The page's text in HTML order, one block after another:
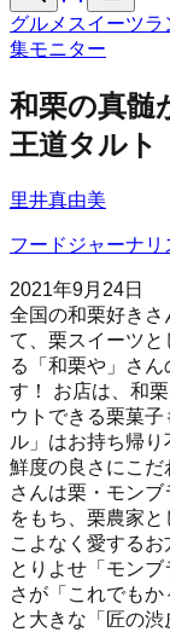
グルメ スイーツラ
集モニター
和栗の真髄
王道タルト
里井真由美
フードジャーナリ
2021年9月24日
全国の和栗好きさ
て、栗スイーツ
る「和栗や」さ
す！ お店は、和
ウトできる栗菓
ル」はお持ち帰
鮮度の良さにこ
さんは栗・モン
をもち、栗農家
こよなく愛する
とりよせ「モン
さが「これでもか
と大きな「匠の